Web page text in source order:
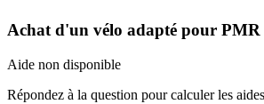
Achat d'un vélo adapté pour PMR
Aide non disponible
Répondez à la question pour calculer les